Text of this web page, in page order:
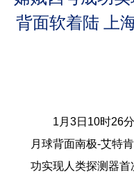
背面软着陆 上
1 月3日 10时26
月球背面南极-艾特
功实现人类探测器首